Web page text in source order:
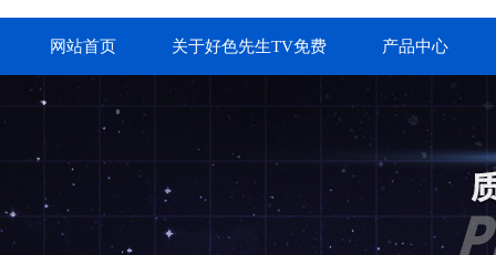
网站首页 关于好色先生TV免费 产品中心